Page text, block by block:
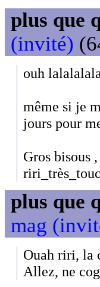
plus que
(invité)
ouh
même si je
jours pour
Gros bisous ,
plus que
mag
Ouah riri, la
Allez, ne